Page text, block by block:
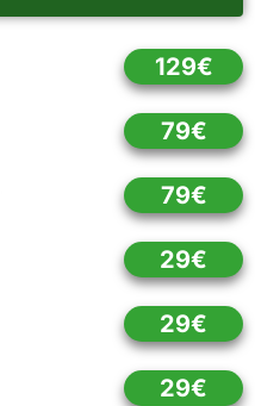
129€
79€
79€
29€
29€
29€